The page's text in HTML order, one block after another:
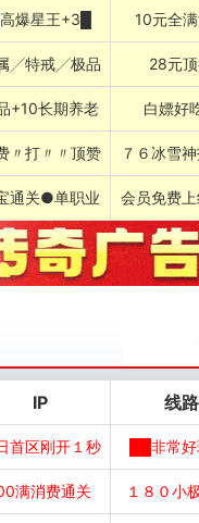
高爆星王+3█ 10元全
╱特戒╱极品 28元
+10长期养老 白嫖好
〃打〃〃顶赞 ７６冰雪
通关●单职业 会员免费
IP 线路
首区刚开１秒 ██非常
满消费通关 １８０小